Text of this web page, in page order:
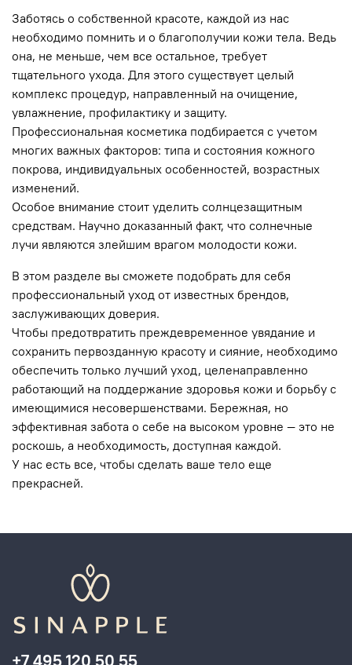
Заботясь о собственной красоте, каждой из нас
необходимо помнить и о благополучии кожи тела. Ведь
она, не меньше, чем все остальное, требует
тщательного ухода. Для этого существует целый
комплекс процедур, направленный на очищение,
увлажнение, профилактику и защиту.
Профессиональная косметика подбирается с учетом
многих важных факторов: типа и состояния кожного
покрова, индивидуальных особенностей, возрастных
изменений.
Особое внимание стоит уделить солнцезащитным
средствам. Научно доказанный факт, что солнечные
лучи являются злейшим врагом молодости кожи.
В этом разделе вы сможете подобрать для себя
профессиональный уход от известных брендов,
заслуживающих доверия.
Чтобы предотвратить преждевременное увядание и
сохранить первозданную красоту и сияние, необходимо
обеспечить только лучший уход, целенаправленно
работающий на поддержание здоровья кожи и борьбу с
имеющимися несовершенствами. Бережная, но
эффективная забота о себе на высоком уровне — это не
роскошь, а необходимость, доступная каждой.
У нас есть все, чтобы сделать ваше тело еще
прекрасней.
+7 495 120 50 55